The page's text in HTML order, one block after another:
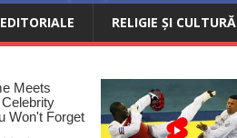
EDITORIALE RELIGIE ȘI CULTURĂ